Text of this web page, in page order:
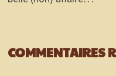
COMMENTAIRES